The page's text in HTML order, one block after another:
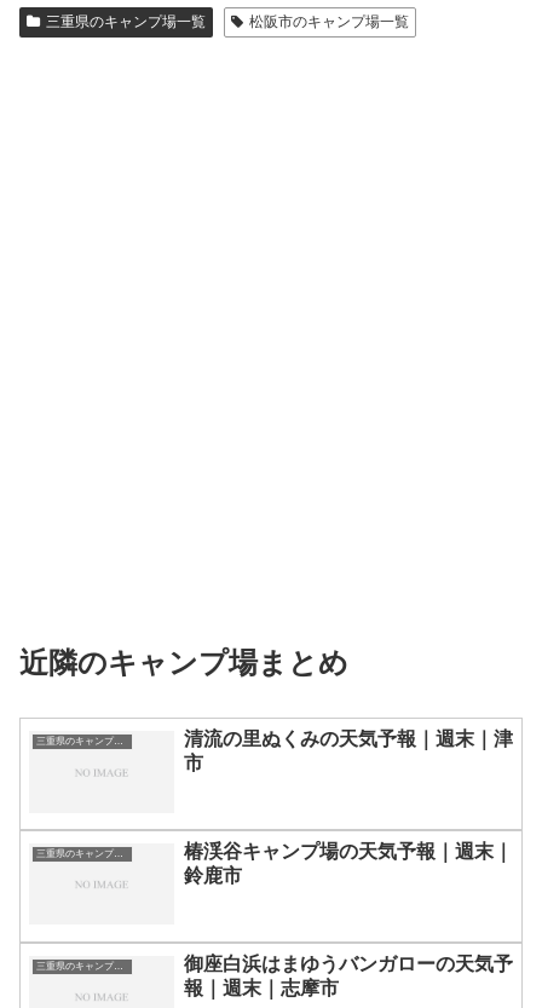
三重県のキャンプ場一覧 松阪市のキャンプ場一覧
近隣のキャンプ場まとめ
三重県のキャンプ場一覧
清流の里ぬくみの天気予報｜週末｜津
市
三重県のキャンプ場一覧
椿渓谷キャンプ場の天気予報｜週末｜
鈴鹿市
三重県のキャンプ場一覧
御座白浜はまゆうバンガローの天気予
報｜週末｜志摩市